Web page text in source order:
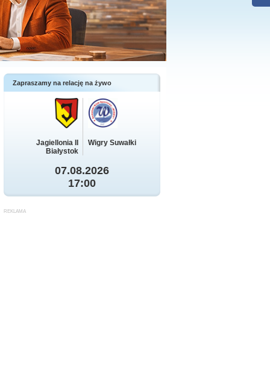
Zapraszamy na relację na żywo
Jagiellonia II
Białystok
Wigry Suwałki
07.08.2026
17:00